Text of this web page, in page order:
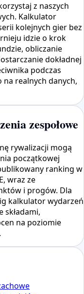
z naszych
Kalkulator
kolejnych gier bez
idzie o krok
obliczanie
dokładnej
podczas
na realnych danych,
zespołowe
rywalizacji mogą
początkowej
ranking w
wraz ze
i progów. Dla
kalkulator wydarzeń
składami,
na poziomie